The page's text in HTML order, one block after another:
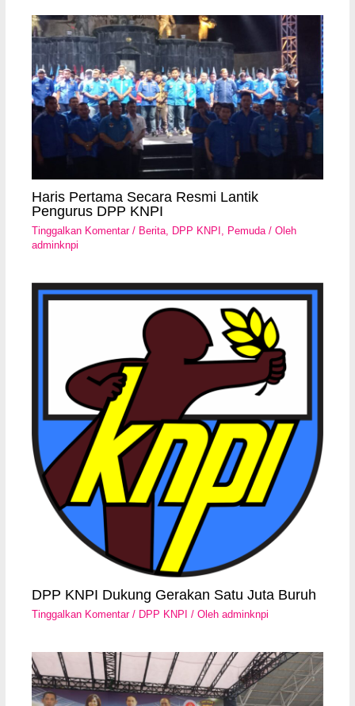
Haris Pertama Secara Resmi Lantik
Pengurus DPP KNPI
Tinggalkan Komentar / Berita DPP KNPI Pemuda / Oleh
adminknpi
DPP KNPI Dukung Gerakan Satu Juta Buruh
Tinggalkan Komentar / DPP KNPI / Olehadminknpi